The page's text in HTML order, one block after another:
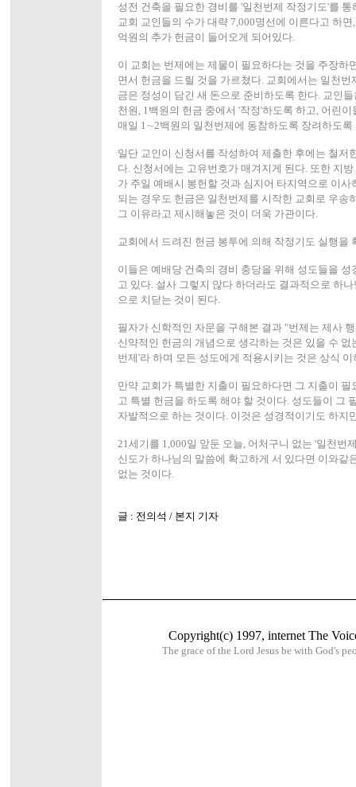
성전 건축을 필요한 경비를 '일천번제 작정기도'를
교회 교인들의 수가 대략 7,000명선에 이른다고 하
억원의 추가 헌금이 들어오게 되어있다.
이 교회는 번제에는 제물이 필요하다는 것을 주장하
면서 헌금을 드릴 것을 가르쳤다. 교회에서는 일천번
금은 정성이 담긴 새 돈으로 준비하도록 한다. 교인
천원, 1백원의 헌금 중에서 '작정'하도록 하고, 어린
매일 1∼2백원의 일천번제에 동참하도록 장려하도록
일단 교인이 신청서를 작성하여 제출한 후에는 철저
다. 신청서에는 고유번호가 매겨지게 된다. 또한 지
가 주일 예배시 봉헌할 것과 심지어 타지역으로 이
되는 경우도 헌금은 일천번제를 시작한 교회로 우송
그 이유라고 제시해놓은 것이 더욱 가관이다.
교회에서 드려진 헌금 봉투에 의해 작정기도 실행을
이들은 예배당 건축의 경비 충당을 위해 성도들을
고 있다. 설사 그렇지 않다 하더라도 결과적으로 하
으로 치닫는 것이 된다.
필자가 신학적인 자문을 구해본 결과 "번제는 제사
신약적인 헌금의 개념으로 생각하는 것은 있을 수 없
번제'라 하며 모든 성도에게 적용시키는 것은 상식
만약 교회가 특별한 지출이 필요하다면 그 지출이
고 특별 헌금을 하도록 해야 할 것이다. 성도들이 그
자발적으로 하는 것이다. 이것은 성경적이기도 하지
21세기를 1,000일 앞둔 오늘, 어처구니 없는 '일천번
신도가 하나님의 말씀에 확고하게 서 있다면 이와같
없는 것이다.
글 : 전의석 / 본지 기자
Copyright(c) 1997, internet The
The grace of the Lord Jesus be with God's